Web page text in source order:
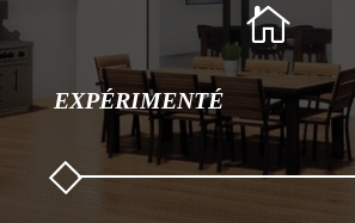

EXPÉRIMENTÉ